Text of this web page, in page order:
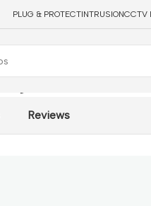
PLUG & PROTECTINTRUSIONCCTV
Reviews